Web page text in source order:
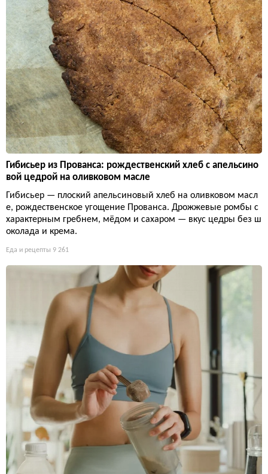
Гибисьер из Прованса: рождественский хлеб с апельсино
вой цедрой на оливковом масле
Гибисьер — плоский апельсиновый хлеб на оливковом масл
е, рождественское угощение Прованса. Дрожжевые ромбы с
характерным гребнем, мёдом и сахаром — вкус цедры без ш
околада и крема.
Еда и рецепты 9 261